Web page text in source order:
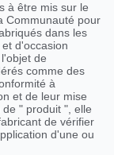
à être mis sur le
Communauté pour
dans les
d'occasion
de
comme des
à
et de leur mise
" produit ", elle
de vérifier
d'une ou